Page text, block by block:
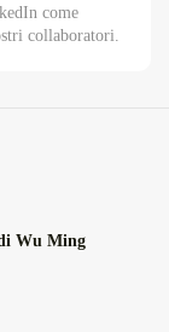
come
collaboratori.
Wu Ming